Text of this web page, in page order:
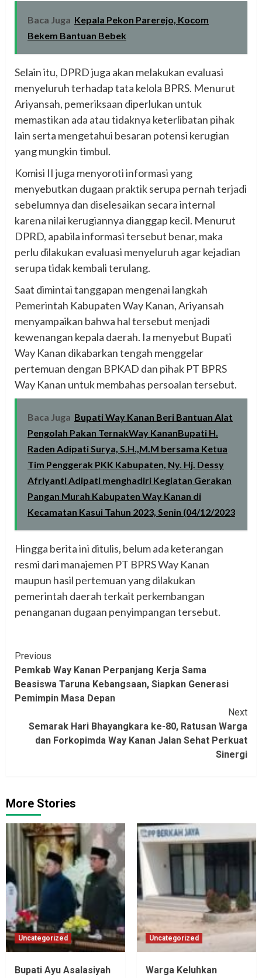
Baca Juga Kepala Pekon Parerejo, Kocom
Bekem Bantuan Bebek
Selain itu, DPRD juga akan melakukan evaluasi
menyeluruh terhadap tata kelola BPRS. Menurut
Ariyansah, pemeriksaan diperlukan untuk
memastikan ada atau tidaknya keterlibatan pihak
lain serta mengetahui besaran potensi kerugian
yang mungkin timbul.
Komisi II juga menyoroti informasi yang
menyebutkan dugaan praktik serupa pernah terjadi
sebelumnya dan diselesaikan secara internal
karena nilai kerugiannya dianggap kecil. Menurut
DPRD, apabila informasi tersebut benar, maka
perlu dilakukan evaluasi menyeluruh agar kejadian
serupa tidak kembali terulang.
Saat dimintai tanggapan mengenai langkah
Pemerintah Kabupaten Way Kanan, Ariyansah
menyampaikan bahwa hal tersebut menjadi
kewenangan kepala daerah. Ia menyebut Bupati
Way Kanan dikabarkan tengah menggelar
pertemuan dengan BPKAD dan pihak PT BPRS
Way Kanan untuk membahas persoalan tersebut.
Baca Juga Bupati Way Kanan Beri Bantuan Alat
Pengolah Pakan TernakWay KananBupati H.
Raden Adipati Surya, S.H.,M.M bersama Ketua
Tim Penggerak PKK Kabupaten, Ny. Hj. Dessy
Afriyanti Adipati menghadiri Kegiatan Gerakan
Pangan Murah Kabupaten Way Kanan di
Kecamatan Kasui Tahun 2023, Senin (04/12/2023
Hingga berita ini ditulis, belum ada keterangan
resmi dari manajemen PT BPRS Way Kanan
maupun hasil pertemuan yang dilakukan
pemerintah daerah terkait perkembangan
penanganan dugaan penyimpangan tersebut.
Continue
Reading
Previous
Pemkab Way Kanan Perpanjang Kerja Sama
Beasiswa Taruna Kebangsaan, Siapkan Generasi
Pemimpin Masa Depan
Next
Semarak Hari Bhayangkara ke-80, Ratusan Warga
dan Forkopimda Way Kanan Jalan Sehat Perkuat
Sinergi
More Stories
Uncategorized
Bupati Ayu Asalasiyah
Uncategorized
Warga Keluhkan